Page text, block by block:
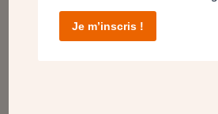
Je m’inscris !